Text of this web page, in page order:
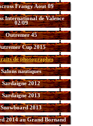
Frangy Aout 09
International de Valence
02/09
Outremer 45
Cup 2015
de photographes
Salons nautiques
Sardaigne 2012
Sardaigne 2013
Snowboard 2013
2014 au Grand Bornand